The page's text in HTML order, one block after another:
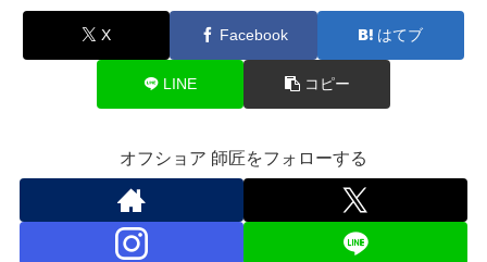
X Facebook はてブ
LINE コピー
オフショア 師匠をフォローする